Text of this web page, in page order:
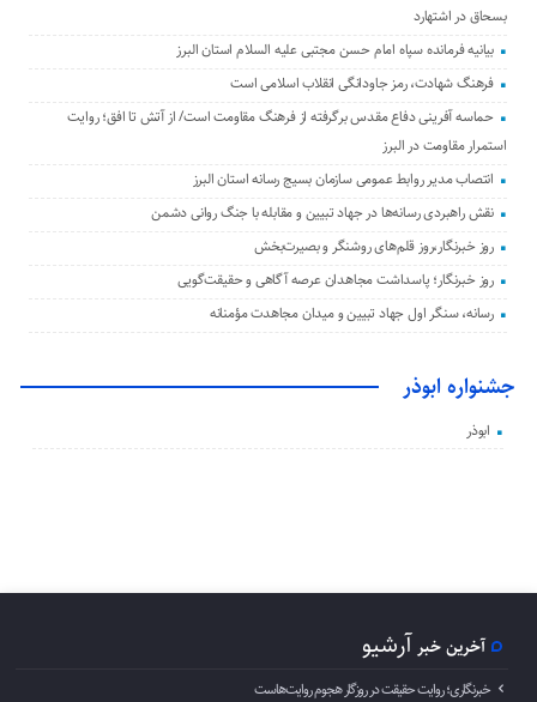
بسحاق در اشتهارد
بیانیه فرمانده سپاه امام حسن مجتبی علیه السلام استان البرز
فرهنگ شهادت، رمز جاودانگی انقلاب اسلامی است
حماسه آفرینی دفاع مقدس برگرفته از فرهنگ مقاومت است/ از آتش تا افق؛ روایت
استمرار مقاومت در البرز
انتصاب مدیر روابط عمومی سازمان بسیج رسانه استان البرز
نقش راهبردی رسانه‌ها در جهاد تبیین و مقابله با جنگ روانی دشمن
روز خبرنگار،روز قلم‌های روشنگر و بصیرت‌بخش
روز خبرنگار؛ پاسداشت مجاهدان عرصه آگاهی و حقیقت‌گویی
رسانه، سنگر اول جهاد تبیین و میدان مجاهدت مؤمنانه
جشنواره ابوذر
ابوذر
آخرین خبر آرشیو
خبرنگاری؛ روایت حقیقت در روزگار هجوم روایت‌هاست